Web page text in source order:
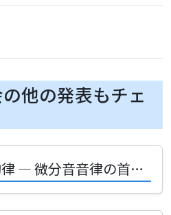
他の発表もチェ
徹底解剖！31平均律 — 微分音音律の首府となるか？